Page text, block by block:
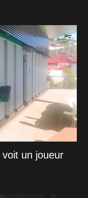
voit un joueur